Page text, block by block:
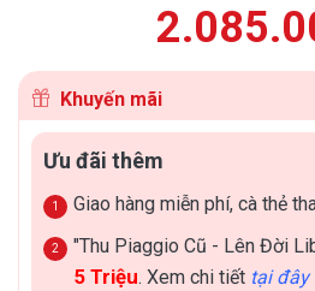
Khuyến mãi
Ưu đãi thêm
Giao hàng miễn phí, cà thẻ
"Thu Piaggio Cũ - Lên Đời
5 Triệu. Xem chi tiết tại đây